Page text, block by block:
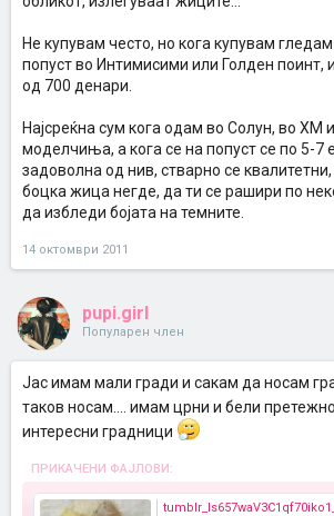
Не купувам често, но кога купувам
попуст во Интимисими или Голден поинт,
од 700 денари.
Најсреќна сум кога одам во Солун, во ХМ
моделчиња, а кога се на попуст се по 5-7
задоволна од нив, стварно се
боцка жица негде, да ти се рашири по
да избледи бојата на темните.
14 октомври 2011
pupi.girl
Популарен член
Јас имам мали гради и сакам да носам
таков носам.... имам црни и бели претежно
интересни градници
ПРИКАЧЕНИ ФАЈЛОВИ: